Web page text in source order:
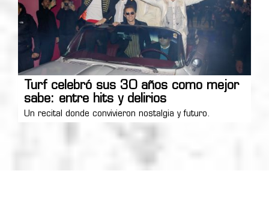
Turf celebró sus 30 años como mejor
sabe: entre hits y delirios
Un recital donde convivieron nostalgia y futuro.